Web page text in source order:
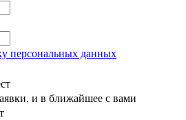
персональных данных
и в ближайшее с вами